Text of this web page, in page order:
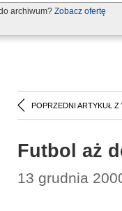
archiwum? Zobacz ofertę
POPRZEDNI ARTYKUŁ Z
Futbol aż
13 grudnia